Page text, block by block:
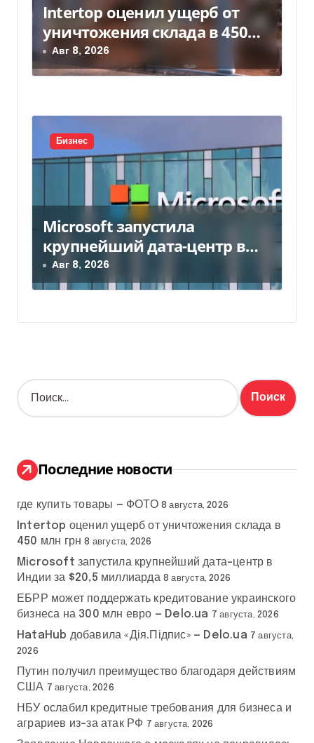
Intertop оценил ущерб от
уничтожения склада в 450
млн грн
Авг 8, 2026
Бизнес
Microsoft запустила
крупнейший дата-центр в
Индии за $20,5 миллиарда
Авг 8, 2026
Н
а
:
Последние новости
где купить товары — ФОТО 8 августа, 2026
Intertop оценил ущерб от уничтожения склада в
450 млн грн 8 августа, 2026
Microsoft запустила крупнейший дата-центр в
Индии за $20,5 миллиарда 8 августа, 2026
ЕБРР может поддержать кредитование украинского
бизнеса на 300 млн евро — Delo.ua 7 августа, 2026
HataHub добавила «Дія.Підпис» — Delo.ua 7 августа,
2026
Путин получил преимущество благодаря действиям
США 7 августа, 2026
НБУ ослабил кредитные требования для бизнеса и
аграриев из-за атак РФ 7 августа, 2026